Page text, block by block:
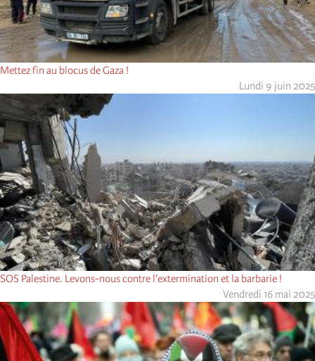
Mettez fin au blocus de Gaza !
Lundi 9 juin 2025
SOS Palestine. Levons-nous contre l’extermination et la barbarie !
Vendredi 16 mai 2025